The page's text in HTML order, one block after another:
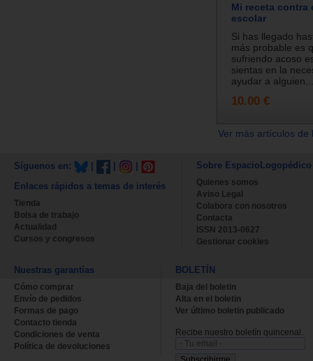
Mi receta contra
escolar
Si has llegado
más probable es
sufriendo acoso
sientas en la
ayudar a alguien...
10.00 €
Ver más artículos
Síguenos en:
Enlaces rápidos a temas de interés
Tienda
Bolsa de trabajo
Actualidad
Cursos y congresos
Sobre EspacioLogopédico
Quienes somos
Aviso Legal
Colabora con nosotros
Contacta
ISSN 2013-0627
Gestionar cookies
Nuestras garantías
Cómo comprar
Envío de pedidos
Formas de pago
Contacto tienda
Condiciones de venta
Política de devoluciones
BOLETÍN
Baja del boletin
Alta en el boletin
Ver último boletin publicado
Recibe nuestro boletín quincenal.